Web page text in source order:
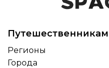
Путешественникам
Регионы
Города